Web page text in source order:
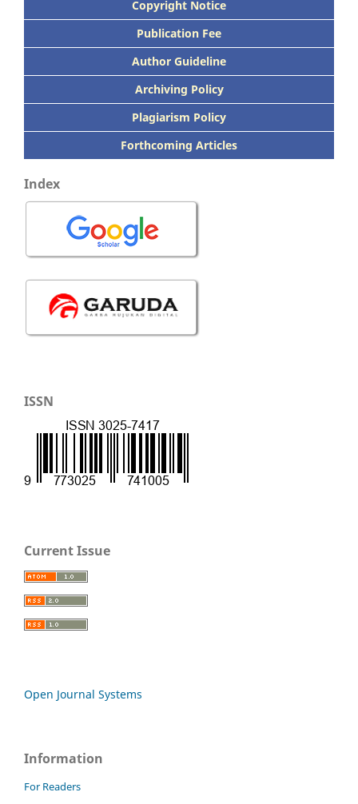
Copyright Notice
Publication Fee
Author Guideline
Archiving Policy
Plagiarism Policy
Forthcoming Articles
Index
ISSN
Current Issue
Open Journal Systems
Information
For Readers